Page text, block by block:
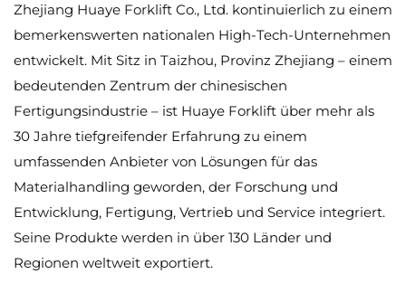
Zhejiang Huaye Forklift Co., Ltd. kontinuierlich zu einem
bemerkenswerten nationalen High-Tech-Unternehmen
entwickelt. Mit Sitz in Taizhou, Provinz Zhejiang – einem
bedeutenden Zentrum der chinesischen
Fertigungsindustrie – ist Huaye Forklift über mehr als
30 Jahre tiefgreifender Erfahrung zu einem
umfassenden Anbieter von Lösungen für das
Materialhandling geworden, der Forschung und
Entwicklung, Fertigung, Vertrieb und Service integriert.
Seine Produkte werden in über 130 Länder und
Regionen weltweit exportiert.